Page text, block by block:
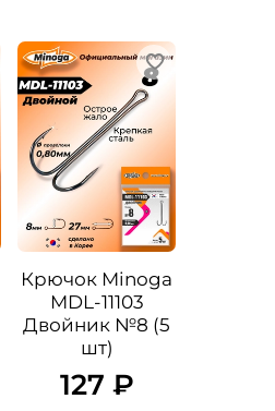
Крючок Minoga
MDL-11103
Двойник №8 (5
шт)
127 ₽